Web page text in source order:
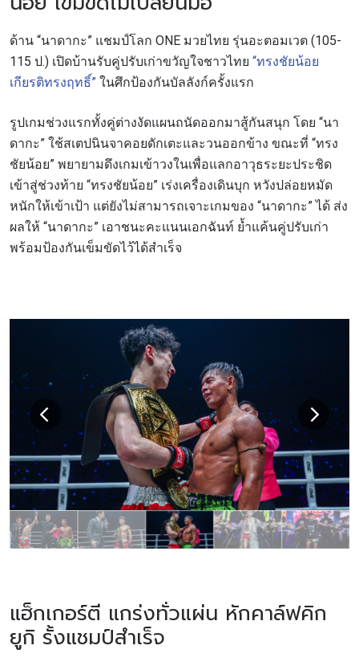
ด้าน “นาดากะ” แชมป์โลก ONE มวยไทย รุ่นอะตอมเวต (105-
115 ป.) เปิดบ้านรับคู่ปรับเก่าขวัญใจชาวไทย “ทรงชัยน้อย
เกียรติทรงฤทธิ์” ในศึกป้องกันบัลลังก์ครั้งแรก
รูปเกมช่วงแรกทั้งคู่ต่างงัดแผนถนัดออกมาสู้กันสนุก โดย “นา
ดากะ” ใช้สเตปนินจาคอยดักเตะและวนออกข้าง ขณะที่ “ทรง
ชัยน้อย” พยายามดึงเกมเข้าวงในเพื่อแลกอาวุธระยะประชิด
เข้าสู่ช่วงท้าย “ทรงชัยน้อย” เร่งเครื่องเดินบุก หวังปล่อยหมัด
หนักให้เข้าเป้า แต่ยังไม่สามารถเจาะเกมของ “นาดากะ” ได้ ส่ง
ผลให้ “นาดากะ” เอาชนะคะแนนเอกฉันท์ ย้ำแค้นคู่ปรับเก่า
พร้อมป้องกันเข็มขัดไว้ได้สำเร็จ
แฮ็กเกอร์ตี แกร่งทั่วแผ่น หักคาล์ฟคิก
ยูกิ รั้งแชมป์สำเร็จ